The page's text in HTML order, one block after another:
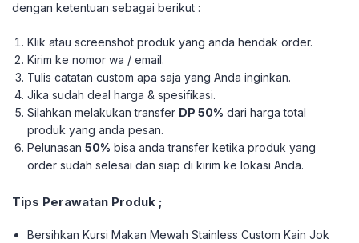
dengan ketentuan sebagai berikut :
Klik atau screenshot produk yang anda hendak order.
Kirim ke nomor wa / email.
Tulis catatan custom apa saja yang Anda inginkan.
Jika sudah deal harga & spesifikasi.
Silahkan melakukan transfer DP 50% dari harga total
produk yang anda pesan.
Pelunasan50% bisa anda transfer ketika produk yang
order sudah selesai dan siap di kirim ke lokasi Anda.
Tips Perawatan Produk ;
Bersihkan Kursi Makan Mewah Stainless Custom Kain Jok